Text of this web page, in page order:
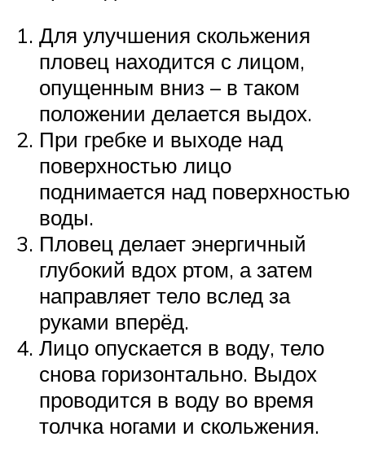
Для улучшения скольжения
пловец находится с лицом,
опущенным вниз – в таком
положении делается выдох.
При гребке и выходе над
поверхностью лицо
поднимается над поверхностью
воды.
Пловец делает энергичный
глубокий вдох ртом, а затем
направляет тело вслед за
руками вперёд.
Лицо опускается в воду, тело
снова горизонтально. Выдох
проводится в воду во время
толчка ногами и скольжения.